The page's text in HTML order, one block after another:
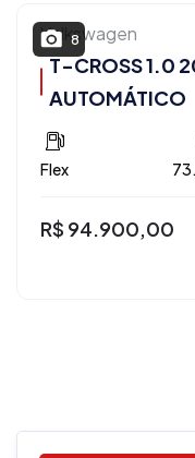
8
Volkswagen
T-CROSS 1.0
AUTOMÁTICO
Flex
R$ 94.900,00